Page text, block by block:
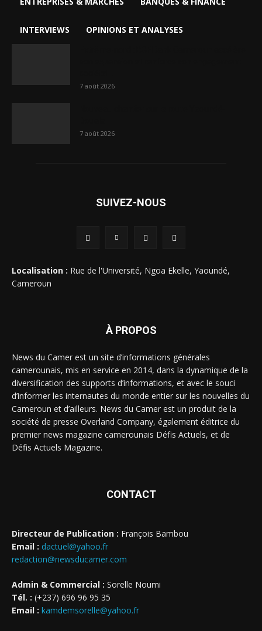
INTERVIEWS OPINIONS ET ANALYSES
7 août 2026
7 août 2026
SUIVEZ-NOUS
Localisation : Rue de l'Université, Ngoa Ekelle, Yaoundé,
Cameroun
À PROPOS
News du Camer est un site d’informations générales
camerounais, mis en service en 2014, dans la dynamique de la
diversification des supports d’informations, et avec le souci
d’informer les internautes du monde entier sur les nouvelles du
Cameroun et d’ailleurs. News du Camer est un produit de la
société de presse Overland Company, également éditrice du
premier news magazine camerounais Défis Actuels, et de
Défis Actuels Magazine.
CONTACT
Directeur de Publication : François Bambou
Email : dactuel@yahoo.fr
redaction@newsducamer.com
Admin & Commercial : Sorelle Noumi
Tél. : (+237) 696 96 95 35
Email : kamdemsorelle@yahoo.fr